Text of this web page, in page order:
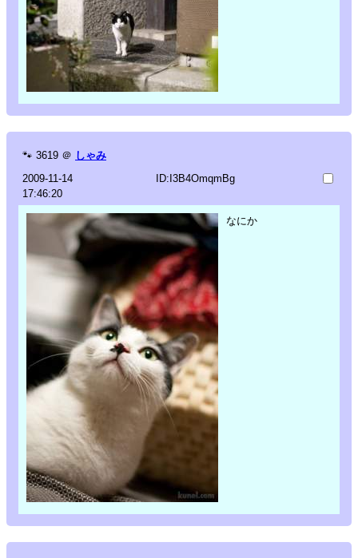
🐾 3619 ＠ しゃみ
2009-11-14
17:46:20
ID:I3B4OmqmBg
なにか